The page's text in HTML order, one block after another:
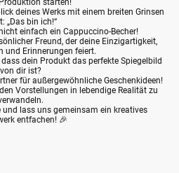
starten!
deines Werks mit einem breiten Grinsen
„Das bin ich!“
einfach ein Cappuccino-Becher!
Freund, der deine Einzigartigkeit,
und Erinnerungen feiert.
dein Produkt das perfekte Spiegelbild
von dir ist?
für außergewöhnliche Geschenkideen!
Vorstellungen in lebendige Realität zu
lass uns gemeinsam ein kreatives
entfachen! 🎉